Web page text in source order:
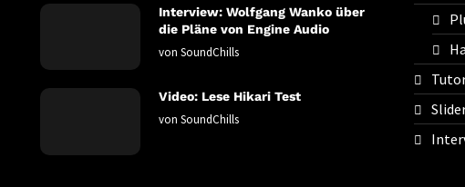
Interview: Wolfgang Wanko über
die Pläne von Engine Audio
von SoundChills
Video: Lese Hikari Test
von SoundChills